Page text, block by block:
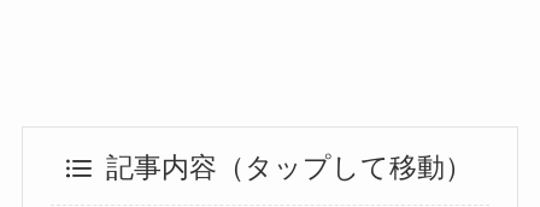
記事内容（タップして移動）